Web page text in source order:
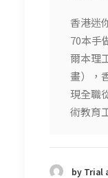
香港迷
70本手
爾本理
畫），
現全職
術教育
by Trial